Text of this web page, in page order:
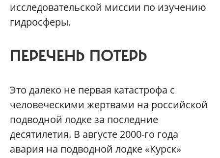
исследовательской миссии по изучению
гидросферы.
ПЕРЕЧЕНЬ ПОТЕРЬ
Это далеко не первая катастрофа с
человеческими жертвами на российской
подводной лодке за последние
десятилетия. В августе 2000-го года
авария на подводной лодке «Курск»